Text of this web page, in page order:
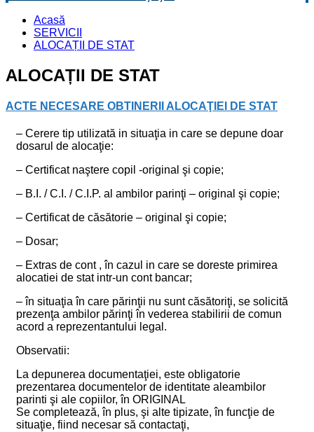
Acasă
SERVICII
ALOCAȚII DE STAT
ALOCAȚII DE STAT
ACTE NECESARE OBTINERII ALOCAŢIEI DE STAT
– Cerere tip utilizată in situaţia in care se depune doar
dosarul de alocaţie:
– Certificat naştere copil -original şi copie;
– B.I. / C.I. / C.I.P. al ambilor parinţi – original şi copie;
– Certificat de căsătorie – original şi copie;
– Dosar;
– Extras de cont , în cazul in care se doreste primirea
alocatiei de stat intr-un cont bancar;
– în situaţia în care părinţii nu sunt căsătoriţi, se solicită
prezenţa ambilor părinţi în vederea stabilirii de comun
acord a reprezentantului legal.
Observatii:
La depunerea documentaţiei, este obligatorie
prezentarea documentelor de identitate aleambilor
parinti şi ale copiilor, în ORIGINAL
Se completează, în plus, şi alte tipizate, în funcţie de
situaţie, fiind necesar să contactaţi,